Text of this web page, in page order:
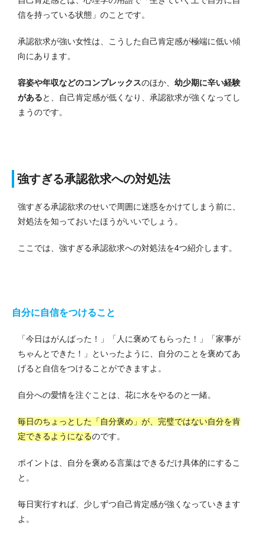
信を持っている状態」のことです。
承認欲求が強い女性は、こうした自己肯定感が極端に低い傾
向にあります。
容姿や年収などのコンプレックスのほか、 幼少期に辛い経験
があると、自己肯定感が低くなり、承認欲求が強くなってし
まうのです。
強すぎる承認欲求への対処法
強すぎる承認欲求のせいで周囲に迷惑をかけてしまう前に、
対処法を知っておいたほうがいいでしょう。
ここでは、強すぎる承認欲求への対処法を4つ紹介します。
自分に自信をつけること
「今日はがんばった！」「人に褒めてもらった！」「家事が
ちゃんとできた！」といったように、自分のことを褒めてあ
げると自信をつけることができますよ。
自分への愛情を注ぐことは、花に水をやるのと一緒。
毎日のちょっとした「自分褒め」が、完璧ではない自分を肯
定できるようになるのです。
ポイントは、自分を褒める言葉はできるだけ具体的にするこ
と。
毎日実行すれば、少しずつ自己肯定感が強くなっていきます
よ。